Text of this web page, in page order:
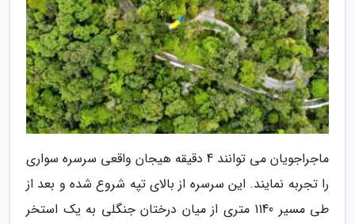
ماجراجویان می توانند 4 دقیقه هیجان واقعی سرسره سواری
را تجربه نمایند. این سرسره از بالای تپه شروع شده و بعد از
طی مسیر 1140 متری از میان درختان جنگلی به یک استخر